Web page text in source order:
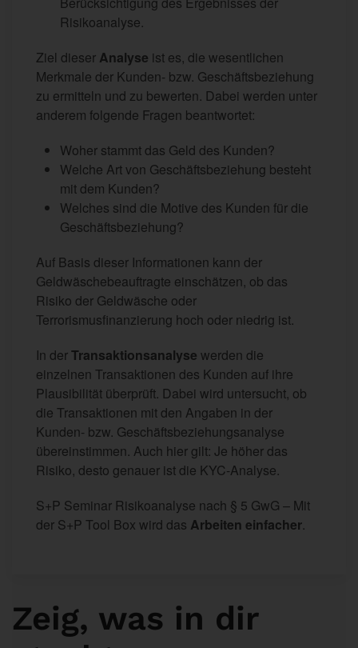
Risikoanalyse.
Ziel dieser Analyse ist es, die wesentlichen
Merkmale der Kunden- bzw. Geschäftsbeziehung
zu ermitteln und zu bewerten. Dabei werden unter
anderem folgende Fragen beantwortet:
Woher stammt das Geld des Kunden?
Welche Art von Geschäftsbeziehung besteht
mit dem Kunden?
Welches sind die Motive des Kunden für die
Geschäftsbeziehung?
Auf Basis dieser Informationen kann der
Geldwäschebeauftragte einschätzen, ob das
Risiko der Geldwäsche oder
Terrorismusfinanzierung hoch oder niedrig ist.
In derTransaktionsanalyse werden die
einzelnen Transaktionen des Kunden auf ihre
Plausibilität überprüft. Dabei wird untersucht, ob
die Transaktionen mit den Angaben in der
Kunden- bzw. Geschäftsbeziehungsanalyse
übereinstimmen. Auch hier gilt: Je höher das
Risiko, desto genauer ist die KYC-Analyse.
S+P Seminar Risikoanalyse nach § 5 GwG – Mit
der S+P Tool Box wird das Arbeiten einfacher.
Zeig, was in dir